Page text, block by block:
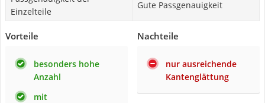
Einzelteile
Gute Passgenauigkeit
Vorteile
besonders hohe
Anzahl
mit
Nachteile
nur ausreichende
Kantenglättung